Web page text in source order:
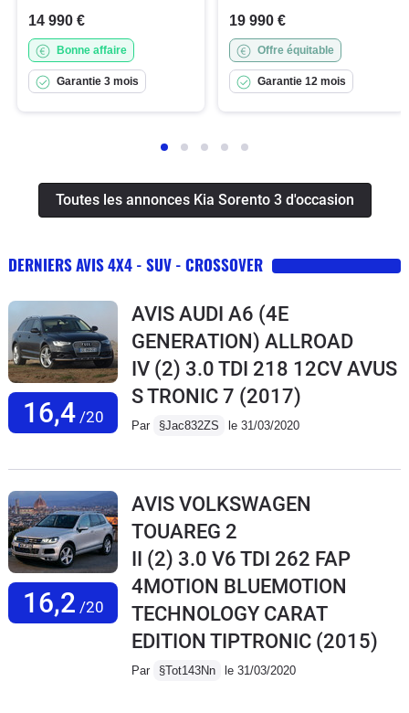
14 990 €
Bonne affaire
Garantie 3 mois
19 990 €
Offre équitable
Garantie 12 mois
Toutes les annonces Kia Sorento 3 d'occasion
DERNIERS AVIS 4X4 - SUV - CROSSOVER
16,4/20
AVIS AUDI A6 (4E
GENERATION) ALLROAD
IV (2) 3.0 TDI 218 12CV AVUS
S TRONIC 7 (2017)
Par §Jac832ZS le 31/03/2020
16,2 /20
AVIS VOLKSWAGEN
TOUAREG 2
II (2) 3.0 V6 TDI 262 FAP
4MOTION BLUEMOTION
TECHNOLOGY CARAT
EDITION TIPTRONIC (2015)
Par §Tot143Nn le 31/03/2020